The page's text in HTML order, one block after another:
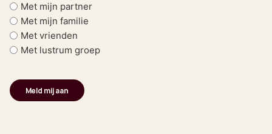
Met mijn partner
Met mijn familie
Met vrienden
Met lustrum groep